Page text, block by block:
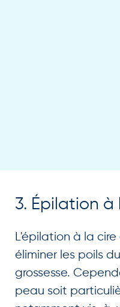
3. Épilation à
L'épilation à la
éliminer les poils
grossesse.
peau soit